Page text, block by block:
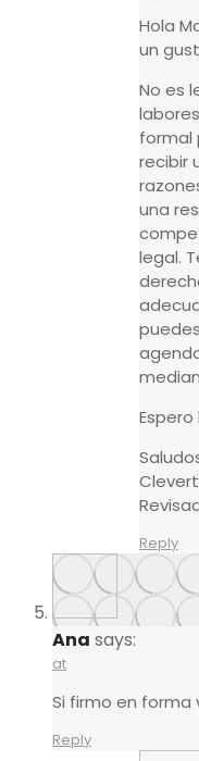
Hola
un
No es
formal
recibir
una
legal.
Reply
Ana says:
at
Si firmo en forma
Reply